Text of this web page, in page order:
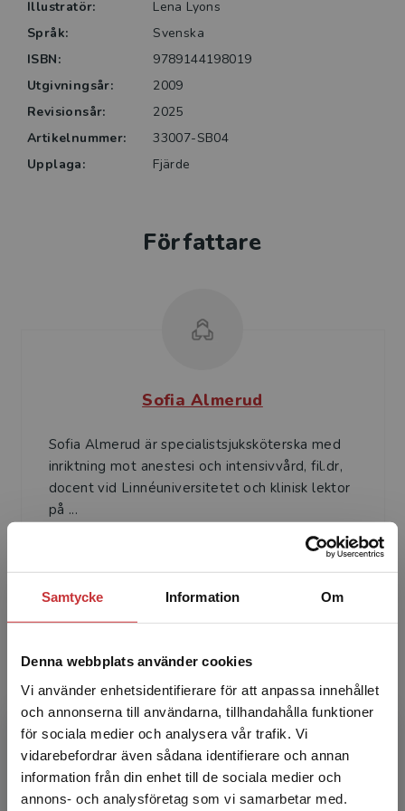
Samtycke Information Om
Denna webbplats använder cookies
Vi använder enhetsidentifierare för att anpassa innehållet
och annonserna till användarna, tillhandahålla funktioner
för sociala medier och analysera vår trafik. Vi
vidarebefordrar även sådana identifierare och annan
information från din enhet till de sociala medier och
annons- och analysföretag som vi samarbetar med.
Begränsad fraktregion
Illustratör:
Lena Lyons
Språk:
Svenska
ISBN:
9789144198019
Utgivningsår:
2009
Revisionsår:
2025
Artikelnummer:
33007-SB04
Upplaga:
Fjärde
Författare
Sofia Almerud
Sofia Almerud är specialistsjuksköterska med
inriktning mot anestesi och intensivvård, fil.dr,
docent vid Linnéuniversitetet och klinisk lektor
på ...
My Engström är specialistsjuksköterska med
inriktning mot kirurgisk vård, med.dr, docent i
omvårdad vid Institutionen för vårdvetenskap
och hälsa, ...